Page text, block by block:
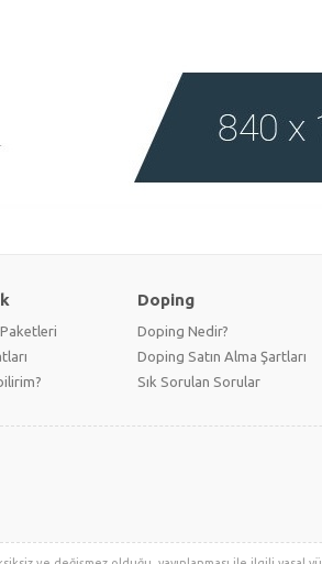
Doping
Doping Nedir?
Doping Satın Alma Şartları
Sık Sorulan Sorular